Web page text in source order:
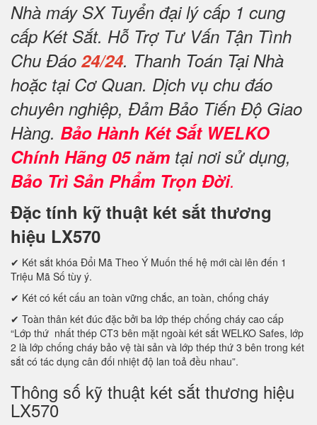
Nhà máy SX Tuyển đại lý cấp 1 cung
cấp Két Sắt. Hỗ Trợ Tư Vấn Tận Tình
Chu Đáo 24/24. Thanh Toán Tại Nhà
hoặc tại Cơ Quan. Dịch vụ chu đáo
chuyên nghiệp, Đảm Bảo Tiến Độ Giao
Hàng. Bảo Hành Két Sắt WELKO
Chính Hãng 05 năm tại nơi sử dụng,
Bảo Trì Sản Phẩm Trọn Đời.
Đặc tính kỹ thuật két sắt thương
hiệu LX570
✔ Két sắt khóa Đổi Mã Theo Ý Muốn thế hệ mới cài lên đến 1
Triệu Mã Số tùy ý.
✔ Két có kết cấu an toàn vững chắc, an toàn, chống cháy
✔ Toàn thân két đúc đặc bởi ba lớp thép chống cháy cao cấp
“Lớp thứ nhất thép CT3 bên mặt ngoài két sắt WELKO Safes, lớp
2 là lớp chống cháy bảo vệ tài sản và lớp thép thứ 3 bên trong két
sắt có tác dụng cân đối nhiệt độ lan toả đều nhau”.
Thông số kỹ thuật két sắt thương hiệu
LX570